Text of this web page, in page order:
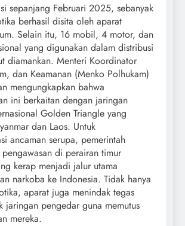
sepanjang Februari 2025, sebanyak
berhasil disita oleh aparat
Selain itu, 16 mobil, 4 motor, dan
yang digunakan dalam distribusi
diamankan. Menteri Koordinator
dan Keamanan (Menko Polhukam)
mengungkapkan bahwa
ini berkaitan dengan jaringan
Golden Triangle yang
dan Laos. Untuk
ancaman serupa, pemerintah
pengawasan di perairan timur
kerap menjadi jalur utama
narkoba ke Indonesia. Tidak hanya
aparat juga menindak tegas
jaringan pengedar guna memutus
mereka.